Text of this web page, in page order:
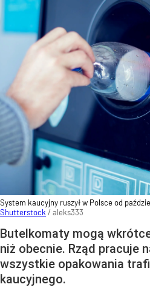
System kaucyjny ruszył w Polsce od
Shutterstock / aleks333
Butelkomaty mogą
niż obecnie. Rząd pracuje
wszystkie opakowania
kaucyjnego.